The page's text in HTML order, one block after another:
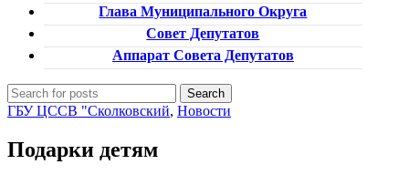
Глава Муниципального Округа
Совет Депутатов
Аппарат Совета Депутатов
Search
ГБУ ЦССВ "Сколковский, Новости
Подарки детям